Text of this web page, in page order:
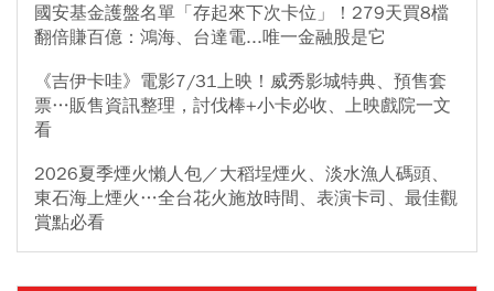
國安基金護盤名單「存起來下次卡位」！279天買8檔
翻倍賺百億：鴻海、台達電...唯一金融股是它
《吉伊卡哇》電影7/31上映！威秀影城特典、預售套
票…販售資訊整理，討伐棒+小卡必收、上映戲院一文
看
2026夏季煙火懶人包／大稻埕煙火、淡水漁人碼頭、
東石海上煙火…全台花火施放時間、表演卡司、最佳觀
賞點必看